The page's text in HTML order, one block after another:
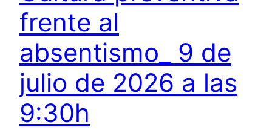
frente al
absentismo_ 9 de
julio de 2026 a las
9:30h